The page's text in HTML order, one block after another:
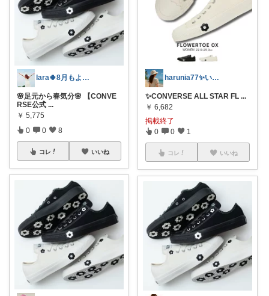
lara🍀8月もよろしく😊✨
🌸足元から春気分🌸 【CONVE
RSE公式 ...
￥ 5,775
0 0 8
コレ いいね
harunia77✨いつもありがとう💖
✨CONVERSE ALL STAR FL ...
￥ 6,682
掲載終了
0 0 1
コレ いいね